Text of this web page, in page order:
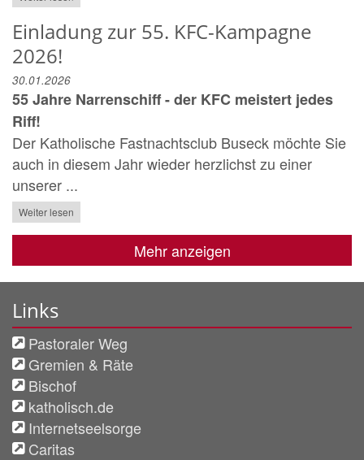
Einladung zur 55. KFC-Kampagne
2026!
30.01.2026
55 Jahre Narrenschiff - der KFC meistert jedes
Riff!
Der Katholische Fastnachtsclub Buseck möchte Sie
auch in diesem Jahr wieder herzlichst zu einer
unserer ...
Weiter lesen
Mehr anzeigen
Links
Pastoraler Weg
Gremien & Räte
Bischof
katholisch.de
Internetseelsorge
Caritas